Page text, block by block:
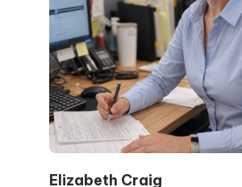
Elizabeth Craig